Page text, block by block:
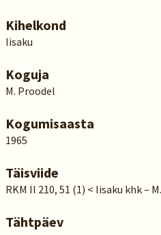
Kihelkond
Iisaku
Koguja
M. Proodel
Kogumisaasta
1965
Täisviide
RKM II 210, 51 (1) < Iisaku khk –
Tähtpäev